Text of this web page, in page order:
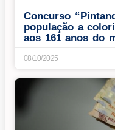
Concurso
população a
aos 161 anos do
08/10/2025